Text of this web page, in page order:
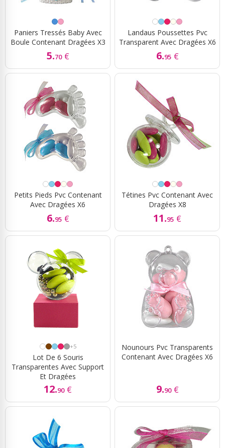
Paniers Tressés Baby Avec
Boule Contenant Dragées X3
5.70 €
Landaus Poussettes Pvc
Transparent Avec Dragées X6
6.95 €
Petits Pieds Pvc Contenant
Avec Dragées X6
6.95 €
Tétines Pvc Contenant Avec
Dragées X8
11.95 €
+5
Lot De 6 Souris
Transparentes Avec Support
Et Dragées
12.90 €
Nounours Pvc Transparents
Contenant Avec Dragées X6
9.90 €